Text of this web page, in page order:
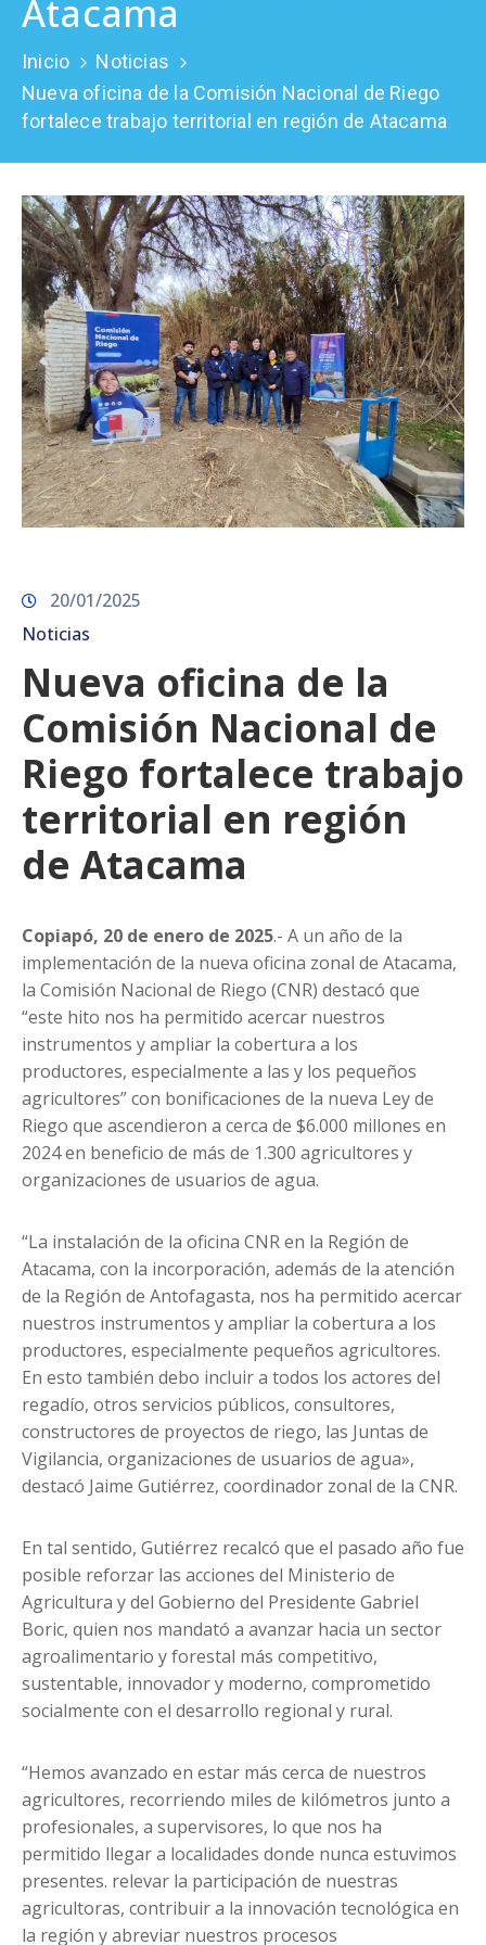
Prensa
Atacama
Inicio
Noticias
Nueva oficina de la Comisión Nacional de Riego
fortalece trabajo territorial en región de Atacama
20/01/2025
Noticias
Nueva oficina de la
Comisión Nacional de
Riego fortalece trabajo
territorial en región
de Atacama
Copiapó, 20 de enero de 2025.- A un año de la
implementación de la nueva oficina zonal de Atacama,
la Comisión Nacional de Riego (CNR) destacó que
“este hito nos ha permitido acercar nuestros
instrumentos y ampliar la cobertura a los
productores, especialmente a las y los pequeños
agricultores” con bonificaciones de la nueva Ley de
Riego que ascendieron a cerca de $6.000 millones en
2024 en beneficio de más de 1.300 agricultores y
organizaciones de usuarios de agua.
“La instalación de la oficina CNR en la Región de
Atacama, con la incorporación, además de la atención
de la Región de Antofagasta, nos ha permitido acercar
nuestros instrumentos y ampliar la cobertura a los
productores, especialmente pequeños agricultores.
En esto también debo incluir a todos los actores del
regadío, otros servicios públicos, consultores,
constructores de proyectos de riego, las Juntas de
Vigilancia, organizaciones de usuarios de agua»,
destacó Jaime Gutiérrez, coordinador zonal de la CNR.
En tal sentido, Gutiérrez recalcó que el pasado año fue
posible reforzar las acciones del Ministerio de
Agricultura y del Gobierno del Presidente Gabriel
Boric, quien nos mandató a avanzar hacia un sector
agroalimentario y forestal más competitivo,
sustentable, innovador y moderno, comprometido
socialmente con el desarrollo regional y rural.
“Hemos avanzado en estar más cerca de nuestros
agricultores, recorriendo miles de kilómetros junto a
profesionales, a supervisores, lo que nos ha
permitido llegar a localidades donde nunca estuvimos
presentes. relevar la participación de nuestras
agricultoras, contribuir a la innovación tecnológica en
la región y abreviar nuestros procesos